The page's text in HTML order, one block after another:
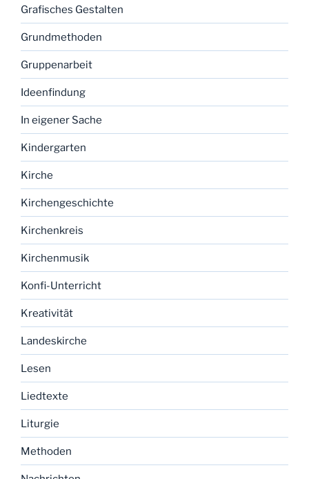
Grafisches Gestalten
Grundmethoden
Gruppenarbeit
Ideenfindung
In eigener Sache
Kindergarten
Kirche
Kirchengeschichte
Kirchenkreis
Kirchenmusik
Konfi-Unterricht
Kreativität
Landeskirche
Lesen
Liedtexte
Liturgie
Methoden